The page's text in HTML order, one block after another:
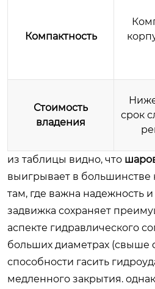
Компактность
Стоимость
владения
срок
из таблицы видно, что
выигрывает в большинстве
там, где важна надежность
задвижка сохраняет
аспекте гидравлического
больших диаметрах (свыше
способности гасить
медленного закрытия.